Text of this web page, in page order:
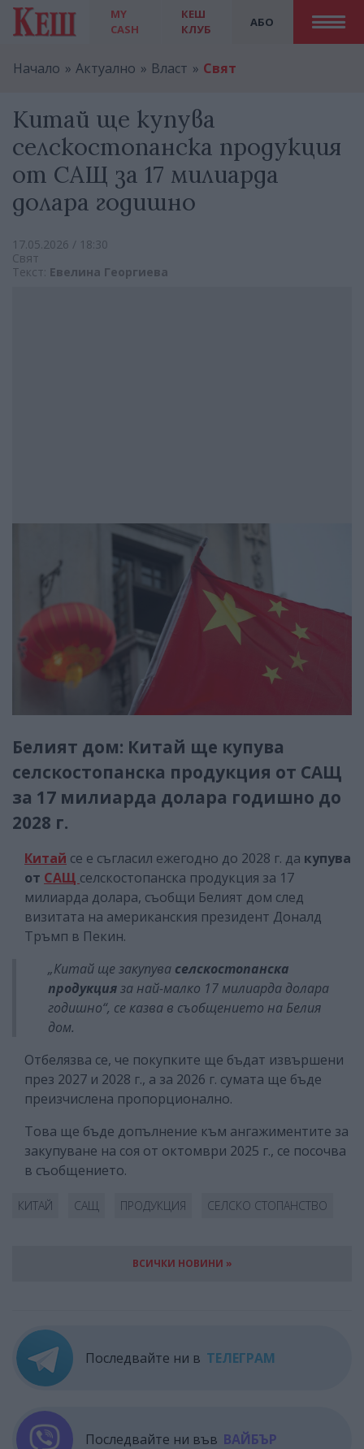
MY
CASH
АБО
КЕШ
КЛУБ
Начало Актуално Власт Свят
Китай ще купува
селскостопанска продукция
от САЩ за 17 милиарда
долара годишно
17.05.2026 / 18:30
Свят
Текст: Евелина Георгиева
Белият дом: Китай ще купува
селскостопанска продукция от САЩ
за 17 милиарда долара годишно до
2028 г.
Китай се е съгласил ежегодно до 2028 г. да купува
от САЩ селскостопанска продукция за 17
милиарда долара, съобщи Белият дом след
визитата на американския президент Доналд
Тръмп в Пекин.
„Китай ще закупува селскостопанска
продукцияза най-малко 17 милиарда долара
годишно“, се казва в съобщението на Белия
дом.
Отбелязва се, че покупките ще бъдат извършени
през 2027 и 2028 г., а за 2026 г. сумата ще бъде
преизчислена пропорционално.
Това ще бъде допълнение към ангажиментите за
закупуване на соя от октомври 2025 г., се посочва
в съобщението.
КИТАЙ САЩ ПРОДУКЦИЯ СЕЛСКО СТОПАНСТВО
ВСИЧКИ НОВИНИ »
Последвайте ни в ТЕЛЕГРАМ
Последвайте ни във ВАЙБЪР